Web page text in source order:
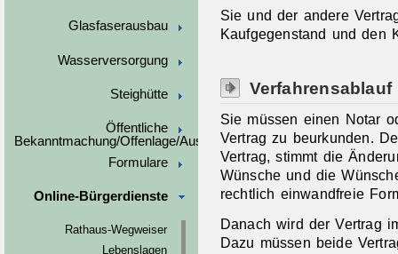
Glasfaserausbau
Wasserversorgung
Steighütte
Öffentliche
Bekanntmachung/Offenlage/Ausschreibungen
Formulare
Online-Bürgerdienste
Rathaus-Wegweiser
Lebenslagen
Sie und der andere
Kaufgegenstand und den
Verfahrensablauf
Sie müssen einen Notar
Vertrag zu beurkunden.
Vertrag, stimmt die
Wünsche und die
rechtlich einwandfreie
Danach wird der Vertrag
Dazu müssen beide